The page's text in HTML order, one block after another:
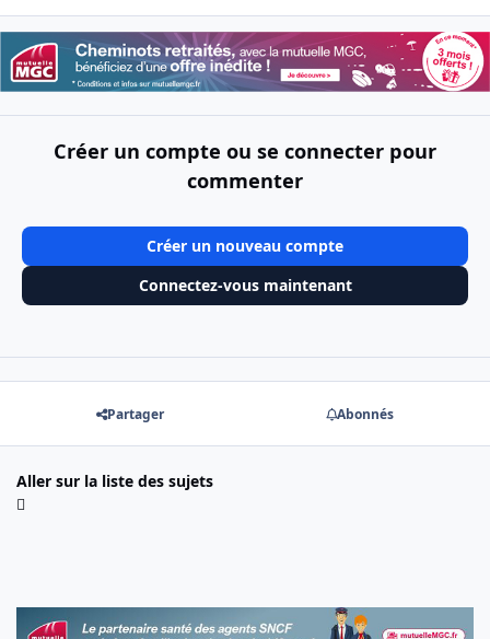
Créer un compte ou se connecter pour
commenter
Créer un nouveau compte
Connectez-vous maintenant
Partager Abonnés
Aller sur la liste des sujets